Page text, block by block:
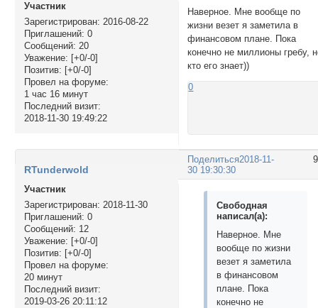
Участник
Зарегистрирован: 2016-08-22
Приглашений: 0
Сообщений: 20
Уважение: [+0/-0]
Позитив: [+0/-0]
Провел на форуме:
1 час 16 минут
Последний визит:
2018-11-30 19:49:22
Наверное. Мне вообще по
жизни везет я заметила в
финансовом плане. Пока
конечно не миллионы гребу,
кто его знает))
0
Поделиться2018-11-
30 19:30:30
RTunderwold
Участник
Зарегистрирован: 2018-11-30
Приглашений: 0
Сообщений: 12
Уважение: [+0/-0]
Позитив: [+0/-0]
Провел на форуме:
20 минут
Последний визит:
2019-03-26 20:11:12
Свободная
написал(а):
Наверное. Мне
вообще по жизни
везет я заметила
в финансовом
плане. Пока
конечно не